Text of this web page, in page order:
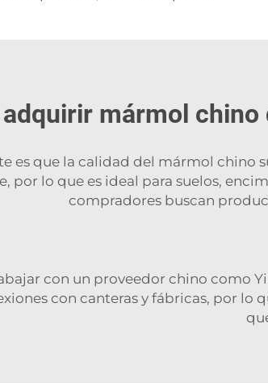
mármol chino
es que la calidad del mármol chino
por lo que es ideal para suelos,
compradores buscan
con un proveedor chino como
con canteras y fábricas, por